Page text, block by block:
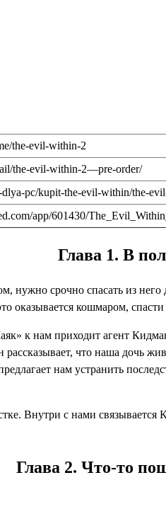
the-evil-within-2
the-evil-within-2—pre-order/
pc/kupit-the-evil-within/the-
app/601430/
Глава 1. В
нужно срочно спасать из
оказывается кошмаром,
к нам приходит агент
что наша дочь
нам устранить
Внутри с нами
Глава 2. Что-то